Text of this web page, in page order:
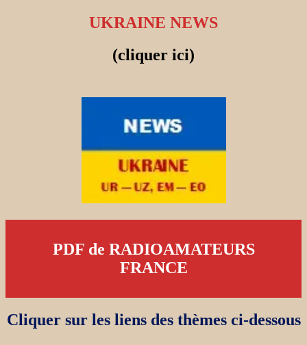
UKRAINE NEWS
(cliquer ici)
PDF de RADIOAMATEURS
FRANCE
Cliquer sur les liens des thèmes ci-dessous